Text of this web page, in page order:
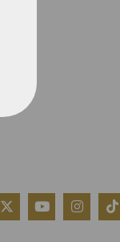
QUIÉNES SOMOS